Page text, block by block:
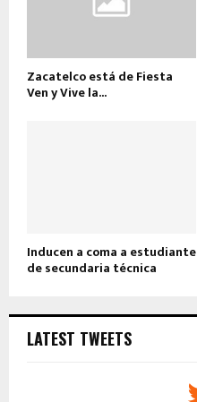
Zacatelco está de Fiesta
Ven y Vive la...
Inducen a coma a estudiante
de secundaria técnica
LATEST TWEETS